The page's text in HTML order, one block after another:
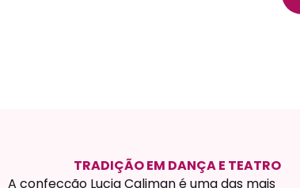
TRADIÇÃO EM DANÇA E TEATRO
A confecção Lucia Caliman é uma das mais